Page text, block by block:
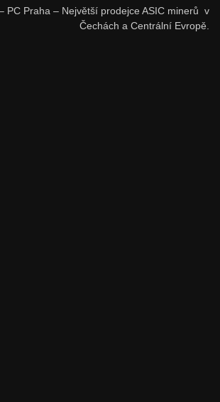
PC Praha – Největší prodejce ASIC minerů v
Čechách a Centrální Evropě.